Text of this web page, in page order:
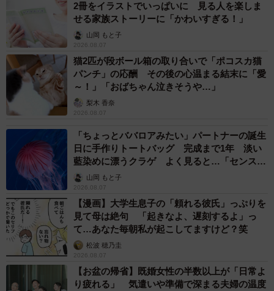
2冊をイラストでいっぱいに 見る人を楽しま
せる家族ストーリーに「かわいすぎる！」
山岡 もと子
2026.08.07
猫2匹が段ボール箱の取り合いで「ポコスカ猫
パンチ」の応酬 その後の心温まる結末に「愛
～！」「おばちゃん泣きそうや…」
梨木 香奈
2026.08.07
「ちょっとババロアみたい」パートナーの誕生
日に手作りトートバッグ 完成まで1年 淡い
藍染めに漂うクラゲ よく見ると…「センスす
ごい」山岡 もと子
2026.08.07
【漫画】大学生息子の「頼れる彼氏」っぷりを
見て母は絶句 「起きなよ、遅刻するよ」っ
て…あなた毎朝私が起こしてますけど？笑
松波 穂乃圭
2026.08.07
【お盆の帰省】既婚女性の半数以上が「日常よ
り疲れる」 気遣いや準備で深まる夫婦の温度